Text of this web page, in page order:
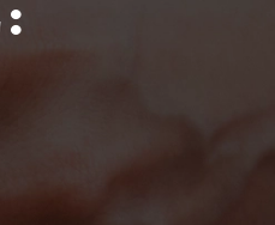
: